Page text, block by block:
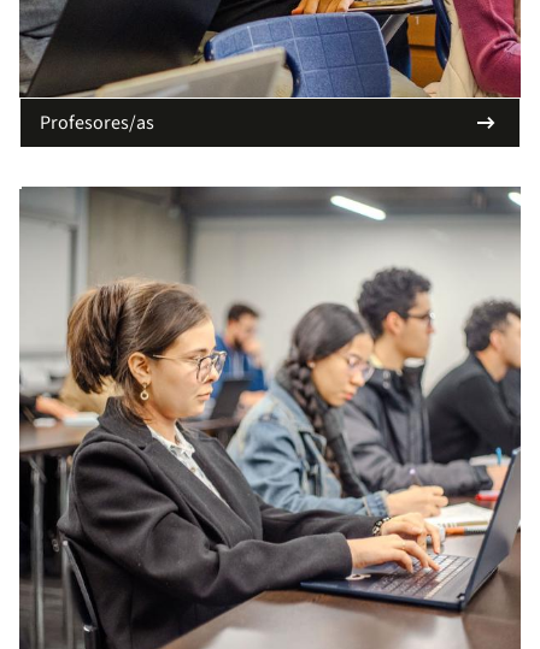
Profesores/as arrow_right_alt